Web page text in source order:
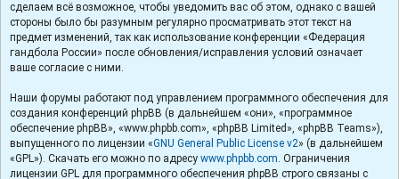
сделаем всё возможное, чтобы уведомить вас об этом, однако с вашей
стороны было бы разумным регулярно просматривать этот текст на
предмет изменений, так как использование конференции «Федерация
гандбола России» после обновления/исправления условий означает
ваше согласие с ними.
Наши форумы работают под управлением программного обеспечения для
создания конференций phpBB (в дальнейшем «они», «программное
обеспечение phpBB», «www.phpbb.com», «phpBB Limited», «phpBB Teams»),
выпущенного по лицензии «GNU General Public License v2» (в дальнейшем
«GPL»). Скачать его можно по адресу www.phpbb.com. Ограничения
лицензии GPL для программного обеспечения phpBB строго связаны с